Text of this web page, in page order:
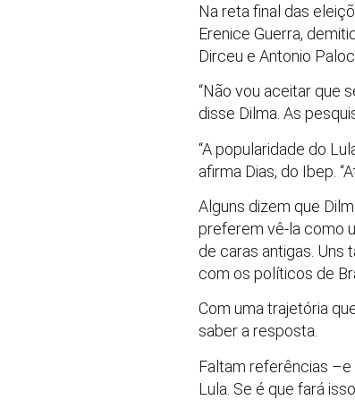
Na reta final das
Erenice Guerra,
Dirceu e Antonio
“Não vou aceitar que
disse Dilma. As
“A popularidade do
afirma Dias, do Ibep.
Alguns dizem que
preferem vê-la como
de caras antigas. Uns
com os políticos de
Com uma trajetória
saber a resposta.
Faltam referências
Lula. Se é que fará